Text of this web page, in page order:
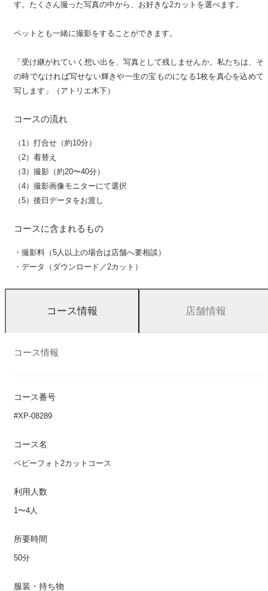
す。たくさん撮った写真の中から、お好きな2カットを選べます。
ペットとも一緒に撮影をすることができます。
「受け継がれていく想い出を、写真として残しませんか。私たちは、そ
の時でなければ写せない輝きや一生の宝ものになる1枚を真心を込めて
写します」（アトリエ木下）
コースの流れ
（1）打合せ（約10分）
（2）着替え
（3）撮影（約20〜40分）
（4）撮影画像モニターにて選択
（5）後日データをお渡し
コースに含まれるもの
・撮影料（5人以上の場合は店舗へ要相談）
・データ（ダウンロード／2カット）
コース情報 店舗情報
コース情報
コース番号
#XP-08289
コース名
ベビーフォト2カットコース
利用人数
1〜4人
所要時間
50分
服装・持ち物